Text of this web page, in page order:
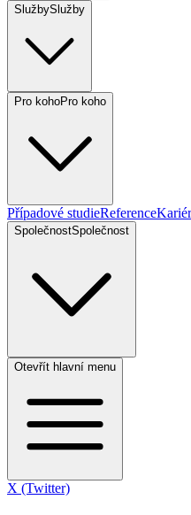
SlužbySlužby
Pro kohoPro koho
Případové studieReference
SpolečnostSpolečnost
Otevřít hlavní menu
X (Twitter)